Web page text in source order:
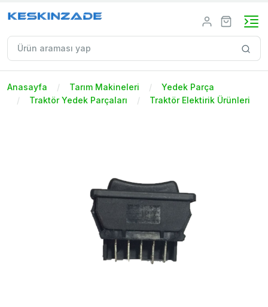
Anasayfa Tarım Makineleri
Yedek Parça
Traktör Yedek Parçaları
Traktör Elektirik Ürünleri